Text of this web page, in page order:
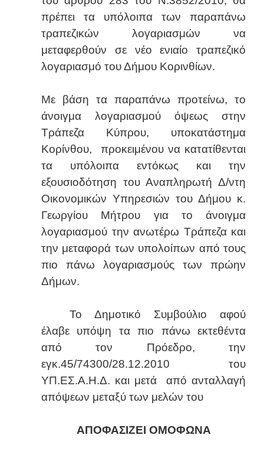
πρέπει τα υπόλοιπα των παραπάνω
τραπεζικών λογαριασμών να
μεταφερθούν σε νέο ενιαίο τραπεζικό
λογαριασμό του Δήμου Κορινθίων.
Με βάση τα παραπάνω προτείνω, το
άνοιγμα λογαριασμού όψεως στην
Τράπεζα Κύπρου, υποκατάστημα
Κορίνθου, προκειμένου να κατατίθενται
τα υπόλοιπα εντόκως και την
εξουσιοδότηση του Αναπληρωτή Δ/ντη
Οικονομικών Υπηρεσιών του Δήμου κ.
Γεωργίου Μήτρου για το άνοιγμα
λογαριασμού την ανωτέρω Τράπεζα και
την μεταφορά των υπολοίπων από τους
πιο πάνω λογαριασμούς των πρώην
Δήμων.
Το Δημοτικό Συμβούλιο αφού
έλαβε υπόψη τα πιο πάνω εκτεθέντα
από τον Πρόεδρο, την
εγκ.45/74300/28.12.2010 του
ΥΠ.ΕΣ.Α.Η.Δ. και μετά από ανταλλαγή
απόψεων μεταξύ των μελών του
ΑΠΟΦΑΣΙΖΕΙ ΟΜΟΦΩΝΑ